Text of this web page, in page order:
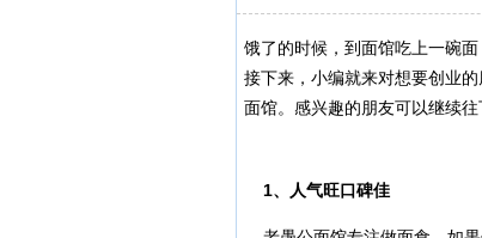
饿了的时候，到面馆吃上一碗
接下来，小编就来对想要创业
面馆。感兴趣的朋友可以继续往
1、人气旺口碑佳